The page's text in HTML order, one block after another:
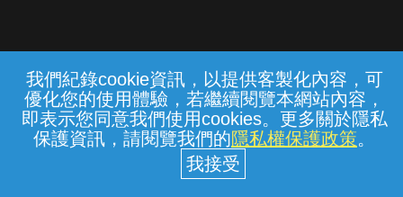
我們紀錄cookie資訊，以提供客製化內容，可
優化您的使用體驗，若繼續閱覽本網站內容，
即表示您同意我們使用cookies。更多關於隱私
保護資訊，請閱覽我們的隱私權保護政策。
常見問題 線上客服 服務條款 隱私權保護
中華電信股份有限公司個人家庭分公司
(統一編號：96979949) © 2026
{{notifyMsg}}